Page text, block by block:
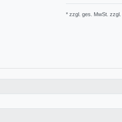
* zzgl. ges. MwSt. zzgl.